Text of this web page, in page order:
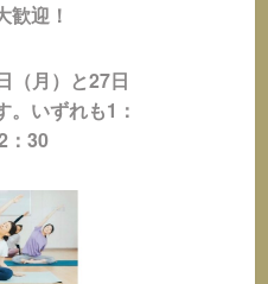
歓迎！
（月）と27日
いずれも1：
：30